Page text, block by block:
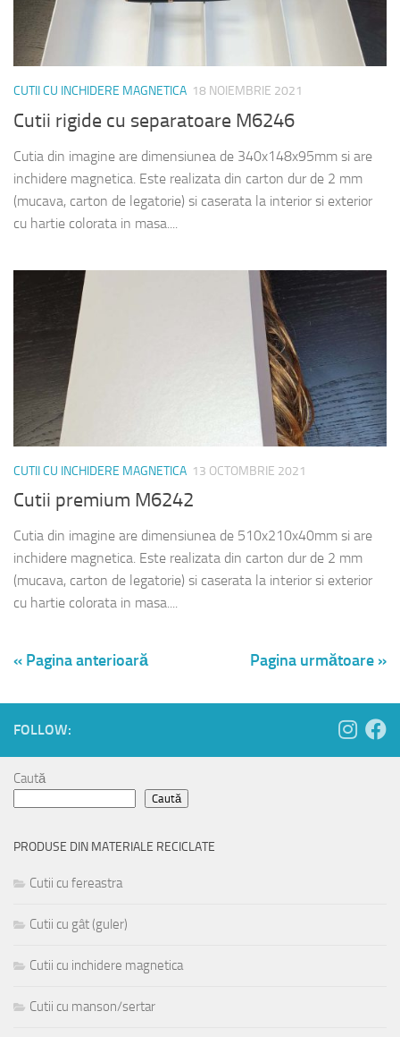
CUTII CU INCHIDERE MAGNETICA 18 NOIEMBRIE 2021
Cutii rigide cu separatoare M6246
Cutia din imagine are dimensiunea de 340x148x95mm si are
inchidere magnetica. Este realizata din carton dur de 2 mm
(mucava, carton de legatorie) si caserata la interior si exterior
cu hartie colorata in masa....
CUTII CU INCHIDERE MAGNETICA 13 OCTOMBRIE 2021
Cutii premium M6242
Cutia din imagine are dimensiunea de 510x210x40mm si are
inchidere magnetica. Este realizata din carton dur de 2 mm
(mucava, carton de legatorie) si caserata la interior si exterior
cu hartie colorata in masa....
« Pagina anterioară Pagina următoare »
FOLLOW:
Caută
Caută
PRODUSE DIN MATERIALE RECICLATE
Cutii cu fereastra
Cutii cu gât (guler)
Cutii cu inchidere magnetica
Cutii cu manson/sertar